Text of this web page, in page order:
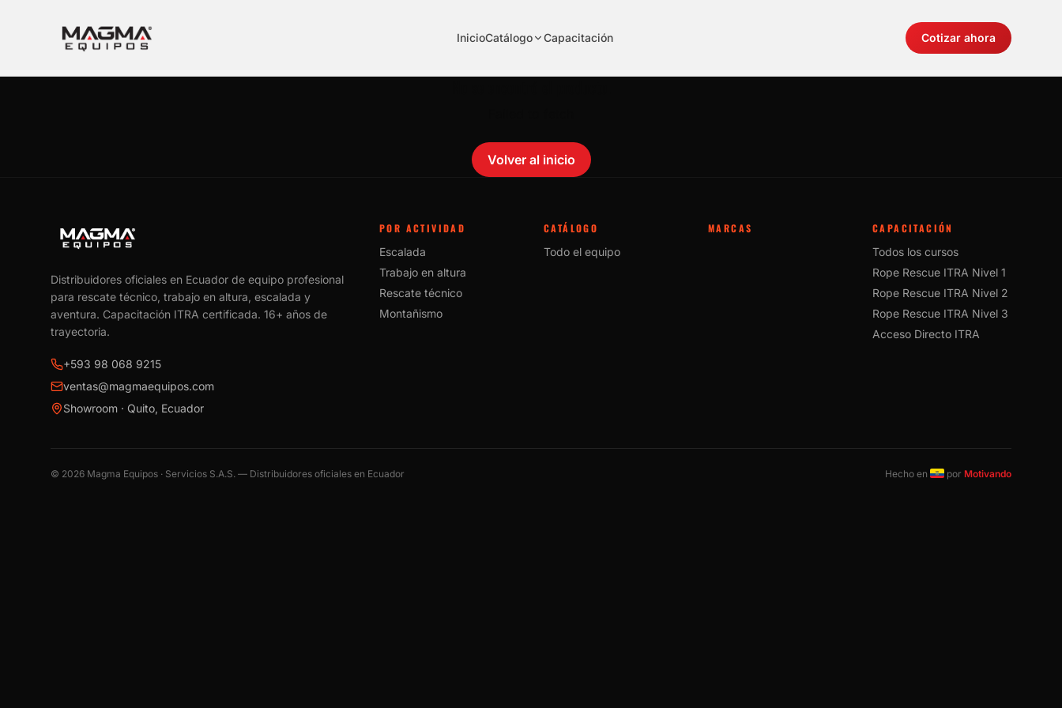
InicioCatálogo Capacitación Cotizar ahora
Volver al inicio
Distribuidores oficiales en Ecuador de equipo profesional
para rescate técnico, trabajo en altura, escalada y
aventura. Capacitación ITRA certificada. 16+ años de
trayectoria.
+593 98 068 9215
ventas@magmaequipos.com
Showroom · Quito, Ecuador
POR ACTIVIDAD
Escalada
Trabajo en altura
Rescate técnico
Montañismo
CATÁLOGO
Todo el equipo
MARCAS
CAPACITACIÓN
Todos los cursos
Rope Rescue ITRA Nivel 1
Rope Rescue ITRA Nivel 2
Rope Rescue ITRA Nivel 3
Acceso Directo ITRA
© 2026 Magma Equipos · Servicios S.A.S. — Distribuidores oficiales en Ecuador Hecho en por Motivando